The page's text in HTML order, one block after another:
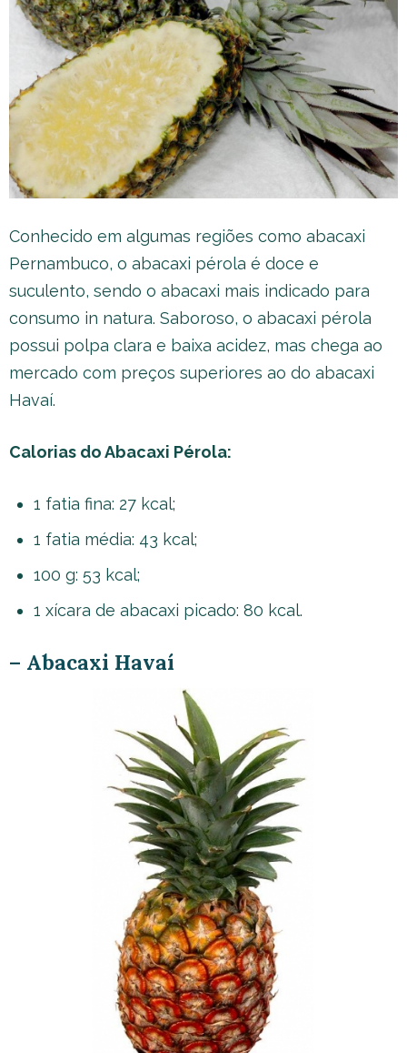
Conhecido em algumas regiões como abacaxi
Pernambuco, o abacaxi pérola é doce e
suculento, sendo o abacaxi mais indicado para
consumo in natura. Saboroso, o abacaxi pérola
possui polpa clara e baixa acidez, mas chega ao
mercado com preços superiores ao do abacaxi
Havaí.
Calorias do Abacaxi Pérola:
1 fatia fina: 27 kcal;
1 fatia média: 43 kcal;
100 g: 53 kcal;
1 xícara de abacaxi picado: 80 kcal.
– Abacaxi Havaí